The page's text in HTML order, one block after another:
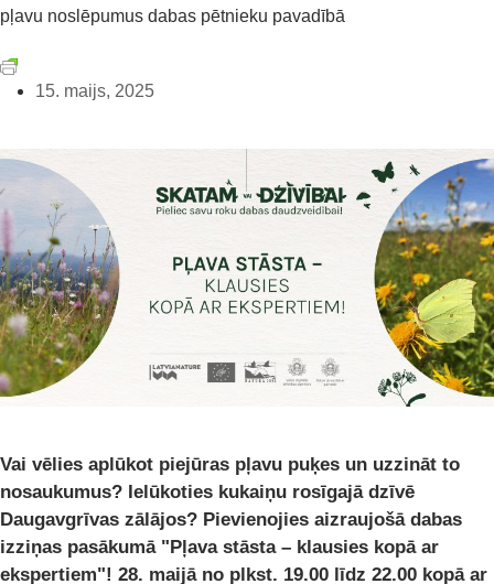
pļavu noslēpumus dabas pētnieku pavadībā
15. maijs, 2025
Vai vēlies aplūkot piejūras pļavu puķes un uzzināt to
nosaukumus? Ielūkoties kukaiņu rosīgajā dzīvē
Daugavgrīvas zālājos? Pievienojies aizraujošā dabas
izziņas pasākumā "Pļava stāsta – klausies kopā ar
ekspertiem"! 28. maijā no plkst. 19.00 līdz 22.00 kopā ar